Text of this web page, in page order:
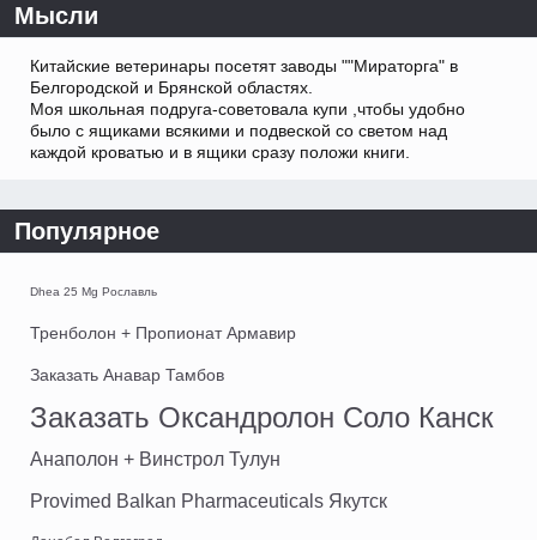
Мысли
Китайские ветеринары посетят заводы ""Мираторга" в
Белгородской и Брянской областях.
Моя школьная подруга-советовала купи ,чтобы удобно
было с ящиками всякими и подвеской со светом над
каждой кроватью и в ящики сразу положи книги.
Популярное
Dhea 25 Mg Рославль
Тренболон + Пропионат Армавир
Заказать Анавар Тамбов
Заказать Оксандролон Соло Канск
Анаполон + Винстрол Тулун
Provimed Balkan Pharmaceuticals Якутск